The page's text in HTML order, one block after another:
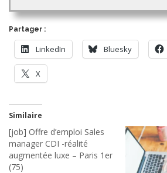
Partager :
LinkedIn Bluesky
X
Similaire
[job] Offre d’emploi Sales
manager CDI -réalité
augmentée luxe – Paris 1er
(75)